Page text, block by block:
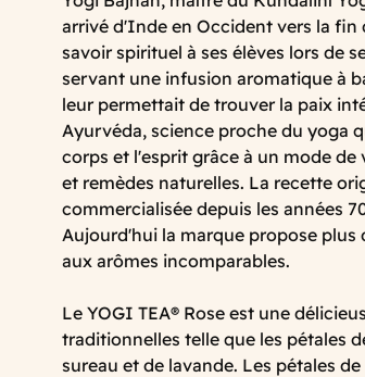
arrivé d'Inde en Occident vers la
savoir spirituel à ses élèves lors de
servant une infusion aromatique à
leur permettait de trouver la paix
Ayurvéda, science proche du yoga
corps et l'esprit grâce à un mode
et remèdes naturelles. La recette
commercialisée depuis les années
Aujourd'hui la marque propose
aux arômes incomparables.
Le YOGI TEA® Rose est une
traditionnelles telle que les pétales
sureau et de lavande. Les pétales